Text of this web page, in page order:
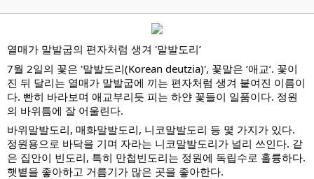
열매가 말발굽의 편자처럼 생겨 '말발도리’
7월 2일의 꽃은 '말발도리(Korean deutzia)', 꽃말은 ‘애교’. 꽃이
진 뒤 달리는 열매가 말발굽에 끼는 편자처럼 생겨 붙여진 이름이
다. 빤히 바라보며 애교부리듯 피는 하얀 꽃들이 일품이다. 정원
의 바위틈에 잘 어울린다.
바위말발도리, 매화말발도리, 니코말발도리 등 몇 가지가 있다.
정원용으로 바닥을 기며 자라는 니코말발도리가 널리 쓰인다. 같
은 집안이 빈도리, 특히 만첩빈도리는 정원에 독립수로 훌륭하다.
햇볕을 좋아하고 거름기가 많은 곳을 좋아한다.